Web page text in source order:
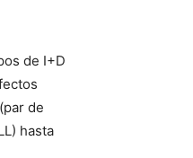
de I+D
(par de
hasta